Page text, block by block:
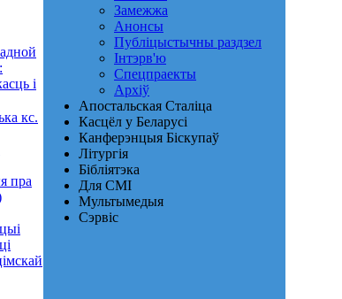
і
кс.
пра
Замежжа
Анонсы
Публіцыстычны раздзел
Інтэрв'ю
Спецпраекты
Архіў
Апостальская Сталіца
Касцёл у Беларусі
Канферэнцыя Біскупаў
Літургія
Бібліятэка
Для СМІ
Мультымедыя
Сэрвіс